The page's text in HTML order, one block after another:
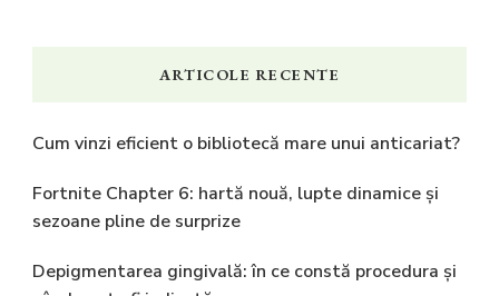
ARTICOLE RECENTE
Cum vinzi eficient o bibliotecă mare unui anticariat?
Fortnite Chapter 6: hartă nouă, lupte dinamice și
sezoane pline de surprize
Depigmentarea gingivală: în ce constă procedura și